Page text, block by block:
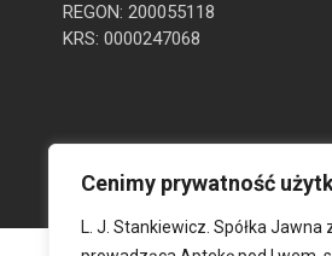
Cenimy prywatność
L. J. Stankiewicz. Spółka Jawna
REGON: 200055118
KRS: 0000247068